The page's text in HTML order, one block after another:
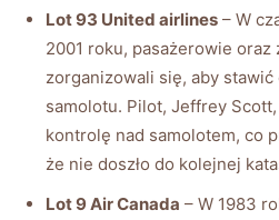
Lot 93 United ⁢airlines – W
2001 ⁣roku,⁣ pasażerowie oraz
zorganizowali⁤ się, aby
samolotu. Pilot, ⁢Jeffrey ⁢Scott,
kontrolę nad ⁤samolotem, co
że ‍nie doszło ⁤do⁤ kolejnej‌
Lot 9⁤ Air ‌Canada – W ‍1983